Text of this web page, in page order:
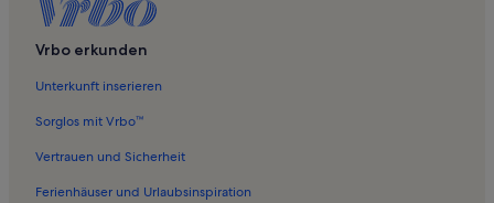
Ferienwohnungen in Kranidi
Ferienwohnungen und Apartments in Porto Heli
Vrbo erkunden
Unterkunft inserieren
Sorglos mit Vrbo™
Vertrauen und Sicherheit
Ferienhäuser und Urlaubsinspiration